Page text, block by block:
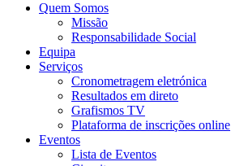
Quem Somos
Missão
Responsabilidade Social
Equipa
Serviços
Cronometragem eletrónica
Resultados em direto
Grafismos TV
Plataforma de inscrições online
Eventos
Lista de Eventos